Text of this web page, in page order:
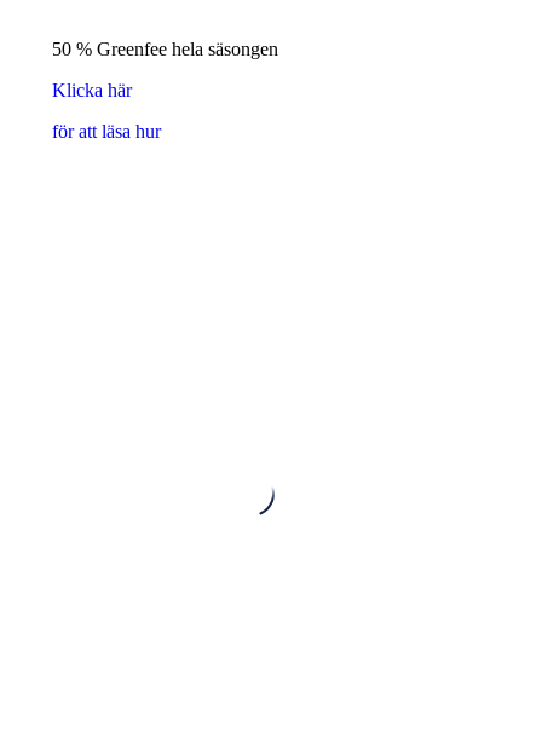
50 % Greenfee hela säsongen
Klicka här
för att läsa hur